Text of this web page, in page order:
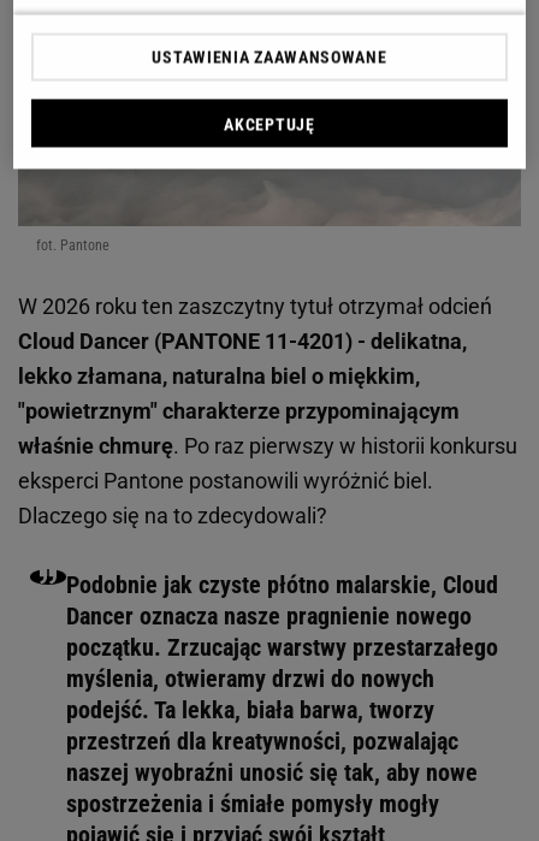
fot. Pantone
W 2026 roku ten zaszczytny tytuł otrzymał odcień
Cloud Dancer (PANTONE 11-4201) - delikatna,
lekko złamana, naturalna biel o miękkim,
"powietrznym" charakterze przypominającym
właśnie chmurę. Po raz pierwszy w historii konkursu
eksperci Pantone postanowili wyróżnić biel.
Dlaczego się na to zdecydowali?
Podobnie jak czyste płótno malarskie, Cloud
Dancer oznacza nasze pragnienie nowego
początku. Zrzucając warstwy przestarzałego
myślenia, otwieramy drzwi do nowych
podejść. Ta lekka, biała barwa, tworzy
przestrzeń dla kreatywności, pozwalając
naszej wyobraźni unosić się tak, aby nowe
spostrzeżenia i śmiałe pomysły mogły
USTAWIENIA ZAAWANSOWANE
AKCEPTUJĘ